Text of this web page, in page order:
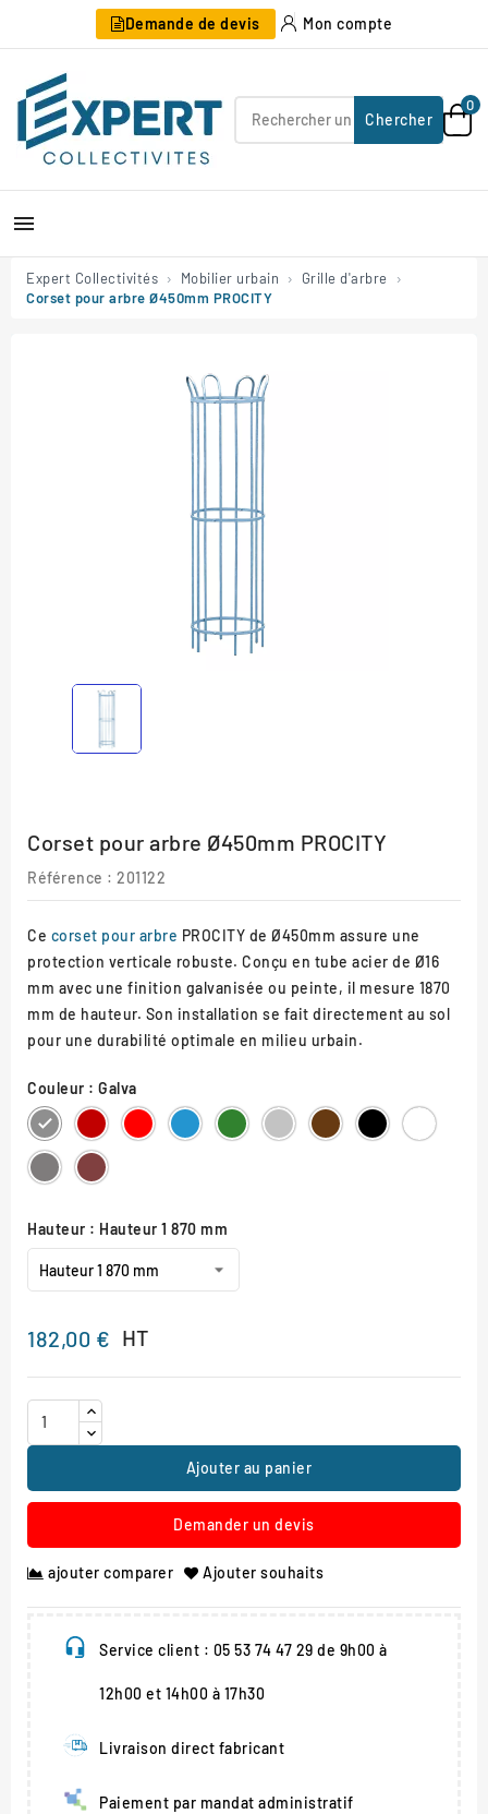
Demande de devis Mon compte
Chercher
0

Expert Collectivités Mobilier urbain
Grille d'arbre
Corset pour arbre Ø450mm PROCITY
Corset pour arbre Ø450mm PROCITY
Référence : 201122
Ce corset pour arbre PROCITY de Ø450mm assure une
protection verticale robuste. Conçu en tube acier de Ø16
mm avec une finition galvanisée ou peinte, il mesure 1870
mm de hauteur. Son installation se fait directement au sol
pour une durabilité optimale en milieu urbain.
Couleur : Galva
Galva RAL
3004
RAL
3020
RAL
5010
RAL
6005
RAL
7044
RAL
8017
RAL
9005
RAL
9010
Gris
Procity
Aspect
Corten
Hauteur : Hauteur 1 870 mm
182,00 € HT
Ajouter au panier
Demander un devis
ajouter comparer Ajouter souhaits
Service client : 05 53 74 47 29 de 9h00 à
12h00 et 14h00 à 17h30
Livraison direct fabricant
Paiement par mandat administratif